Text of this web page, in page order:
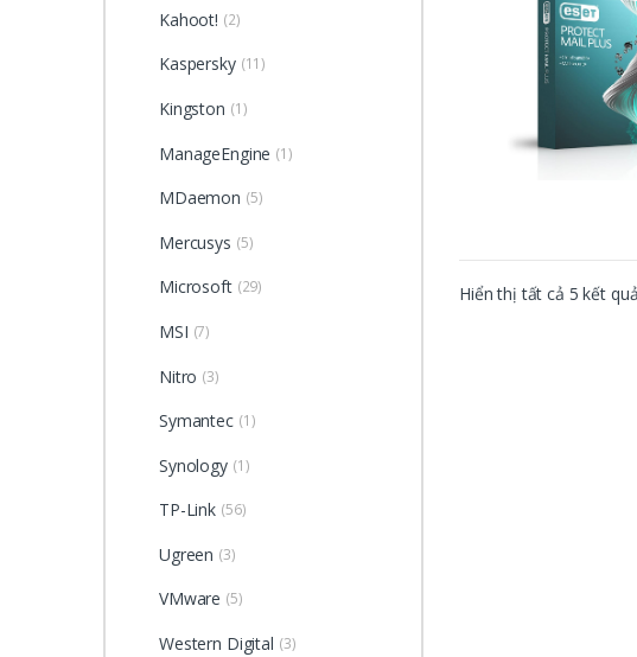
Hiển thị tất cả 5 kết quả
Kahoot! (2)
Kaspersky (11)
Kingston (1)
ManageEngine (1)
MDaemon (5)
Mercusys (5)
Microsoft (29)
MSI (7)
Nitro (3)
Symantec (1)
Synology (1)
TP-Link (56)
Ugreen (3)
VMware (5)
Western Digital (3)